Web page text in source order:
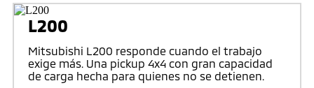
L200
Mitsubishi L200 responde cuando el trabajo
exige más. Una pickup 4x4 con gran capacidad
de carga hecha para quienes no se detienen.